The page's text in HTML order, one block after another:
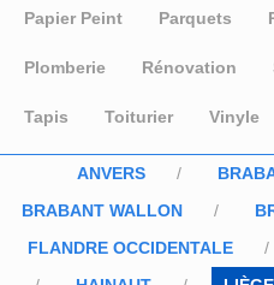
Papier Peint Parquets
Plomberie Rénovation
Tapis Toiturier Vinyle
ANVERS
BRABANT WALLON
FLANDRE OCCIDENTALE